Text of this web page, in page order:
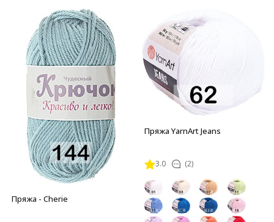
Пряжа - Cherie
Пряжа YarnArt Jeans
3.0 (2)